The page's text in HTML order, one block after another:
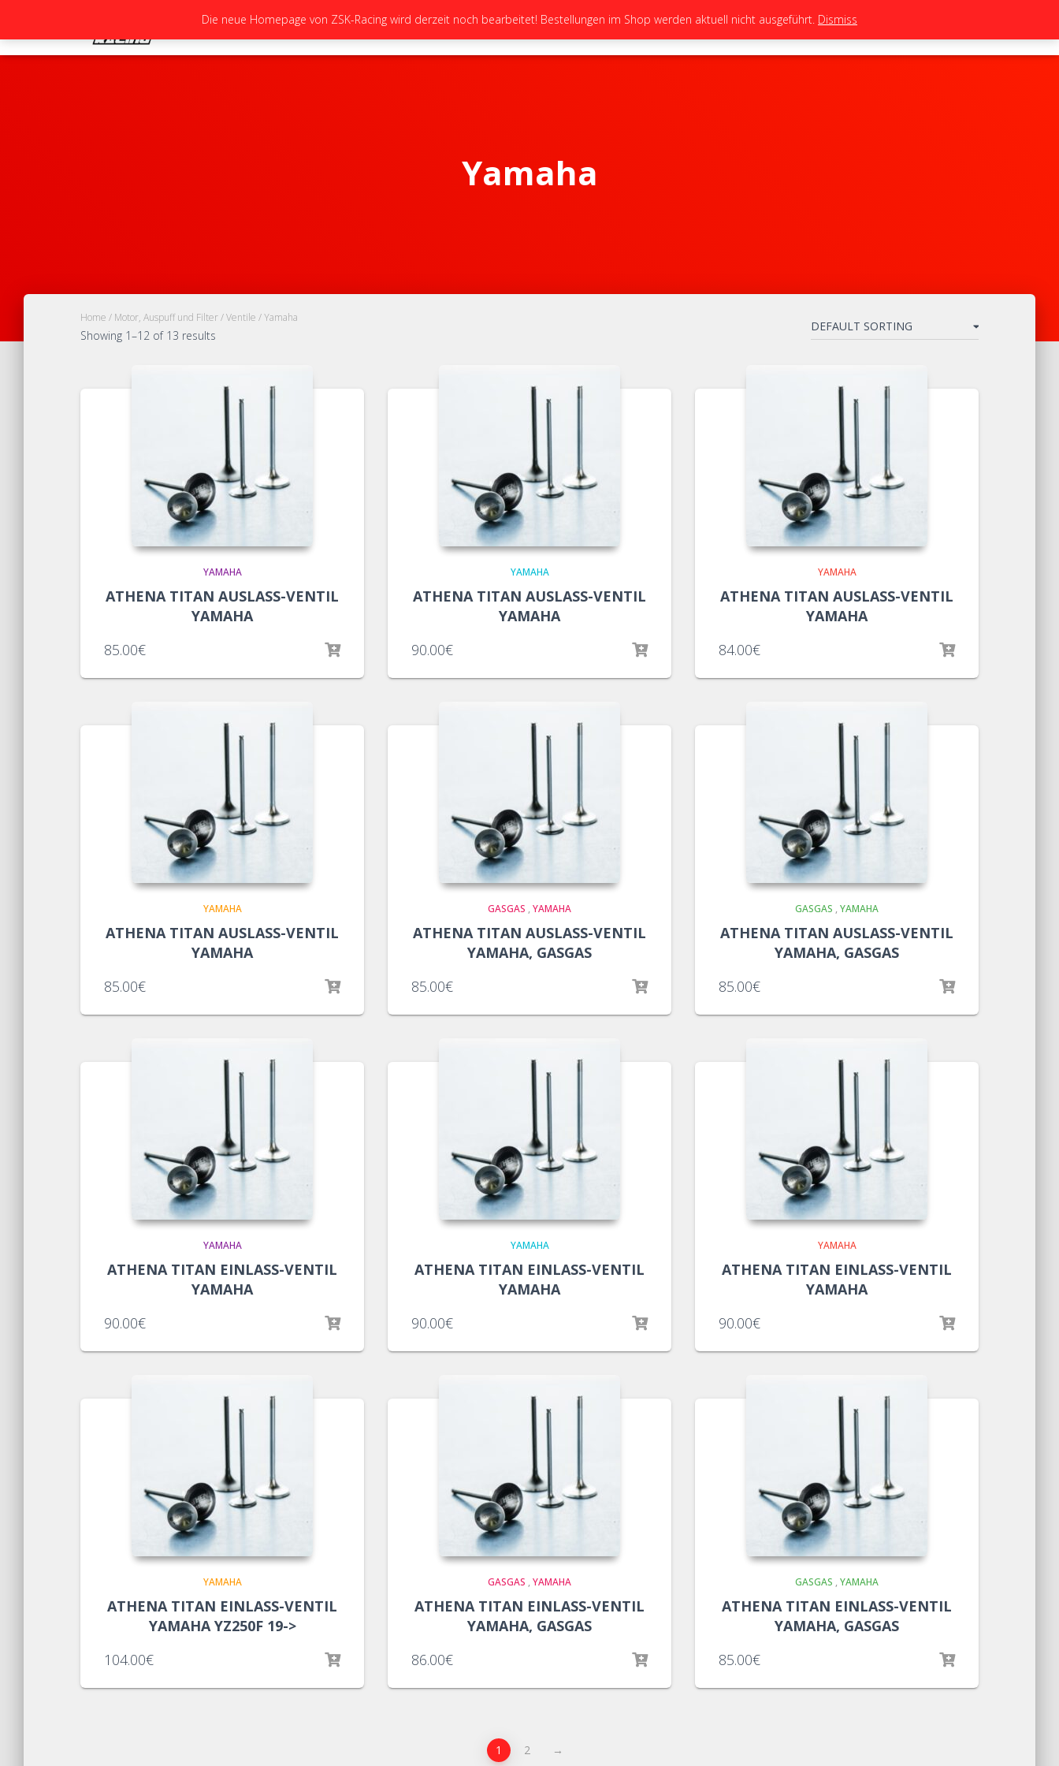
STARTSEITE NEUIGKEITEN GALERIE TEAM TUNING BIKES
Yamaha
Home / Motor, Auspuff und Filter/Ventile / Yamaha
Showing 1–12 of 13 results
YAMAHA
ATHENA TITAN AUSLASS-VENTIL
YAMAHA
85.00€
YAMAHA
ATHENA TITAN AUSLASS-VENTIL
YAMAHA
90.00€
YAMAHA
ATHENA TITAN AUSLASS-VENTIL
YAMAHA
84.00€
YAMAHA
ATHENA TITAN AUSLASS-VENTIL
YAMAHA
85.00€
GASGAS , YAMAHA
ATHENA TITAN AUSLASS-VENTIL
YAMAHA, GASGAS
85.00€
GASGAS , YAMAHA
ATHENA TITAN AUSLASS-VENTIL
YAMAHA, GASGAS
85.00€
YAMAHA
ATHENA TITAN EINLASS-VENTIL
YAMAHA
90.00€
YAMAHA
ATHENA TITAN EINLASS-VENTIL
YAMAHA
90.00€
YAMAHA
ATHENA TITAN EINLASS-VENTIL
YAMAHA
90.00€
YAMAHA
ATHENA TITAN EINLASS-VENTIL
YAMAHA YZ250F 19->
104.00€
GASGAS , YAMAHA
ATHENA TITAN EINLASS-VENTIL
YAMAHA, GASGAS
86.00€
GASGAS , YAMAHA
ATHENA TITAN EINLASS-VENTIL
YAMAHA, GASGAS
85.00€
1 2 →
Die neue Homepage von ZSK-Racing wird derzeit noch bearbeitet! Bestellungen im Shop werden aktuell nicht ausgeführt. Dismiss